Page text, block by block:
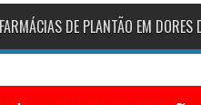
FARMÁCIAS DE PLANTÃO EM DORES